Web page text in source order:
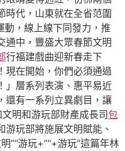
時代，山東就在全省范圍
，線上線下同發力，推
通中，豐盛大眾春節文明
行福建戲曲迎新春走下
現在開始，你們必須通過
」層系列表演、惠平易近
還有一系列立異劇目，讓
明和游玩部財產成長司包
游玩部將施展文明賦能、
”“游玩+”“+游玩”這篇年林